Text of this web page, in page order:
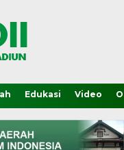
Edukasi Video